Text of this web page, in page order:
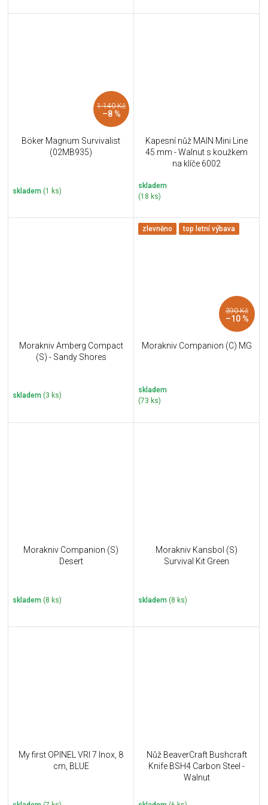
1 140 Kč
–8 %
Böker Magnum Survivalist
(02MB935)
skladem (1 ks)
Kapesní nůž MAIN Mini Line
45 mm - Walnut s koužkem
na klíče 6002
skladem
(18 ks)
Morakniv Amberg Compact
(S) - Sandy Shores
skladem (3 ks)
zlevněno top letní výbava
390 Kč
–10 %
Morakniv Companion (C) MG
skladem
(73 ks)
Morakniv Companion (S)
Desert
skladem (8 ks)
Morakniv Kansbol (S)
Survival Kit Green
skladem (8 ks)
My first OPINEL VRI 7 Inox, 8
cm, BLUE
Nůž BeaverCraft Bushcraft
Knife BSH4 Carbon Steel -
Walnut